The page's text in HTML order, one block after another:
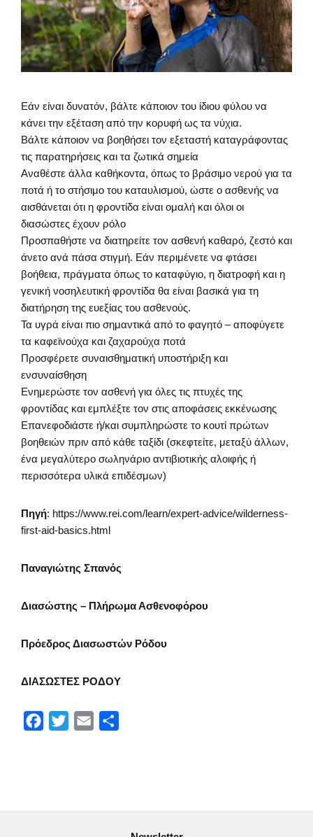
Εάν είναι δυνατόν, βάλτε κάποιον του ίδιου φύλου να
κάνει την εξέταση από την κορυφή ως τα νύχια.
Βάλτε κάποιον να βοηθήσει τον εξεταστή καταγράφοντας
τις παρατηρήσεις και τα ζωτικά σημεία
Αναθέστε άλλα καθήκοντα, όπως το βράσιμο νερού για τα
ποτά ή το στήσιμο του καταυλισμού, ώστε ο ασθενής να
αισθάνεται ότι η φροντίδα είναι ομαλή και όλοι οι
διασώστες έχουν ρόλο
Προσπαθήστε να διατηρείτε τον ασθενή καθαρό, ζεστό και
άνετο ανά πάσα στιγμή. Εάν περιμένετε να φτάσει
βοήθεια, πράγματα όπως το καταφύγιο, η διατροφή και η
γενική νοσηλευτική φροντίδα θα είναι βασικά για τη
διατήρηση της ευεξίας του ασθενούς.
Τα υγρά είναι πιο σημαντικά από το φαγητό – αποφύγετε
τα καφεϊνούχα και ζαχαρούχα ποτά
Προσφέρετε συναισθηματική υποστήριξη και
ενσυναίσθηση
Ενημερώστε τον ασθενή για όλες τις πτυχές της
φροντίδας και εμπλέξτε τον στις αποφάσεις εκκένωσης
Επανεφοδιάστε ή/και συμπληρώστε το κουτί πρώτων
βοηθειών πριν από κάθε ταξίδι (σκεφτείτε, μεταξύ άλλων,
ένα μεγαλύτερο σωληνάριο αντιβιοτικής αλοιφής ή
περισσότερα υλικά επιδέσμων)
Πηγή: https://www.rei.com/learn/expert-advice/wilderness-
first-aid-basics.html
Παναγιώτης Σπανός
Διασώστης – Πλήρωμα Ασθενοφόρου
Πρόεδρος Διασωστών Ρόδου
ΔΙΑΣΩΣΤΕΣ ΡΟΔΟΥ